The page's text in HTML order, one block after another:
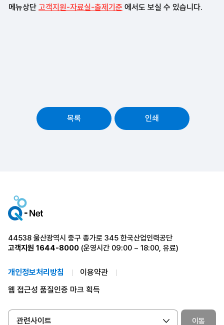
메뉴상단 고객지원-자료실-출제기준 에서도 보실 수 있습니다.
목록 인쇄
44538 울산광역시 중구 종가로 345 한국산업인력공단
고객지원 1644-8000 (운영시간 09:00 ~ 18:00, 유료)
개인정보처리방침
이용약관
웹 접근성 품질인증 마크 획득
관련사이트 이동